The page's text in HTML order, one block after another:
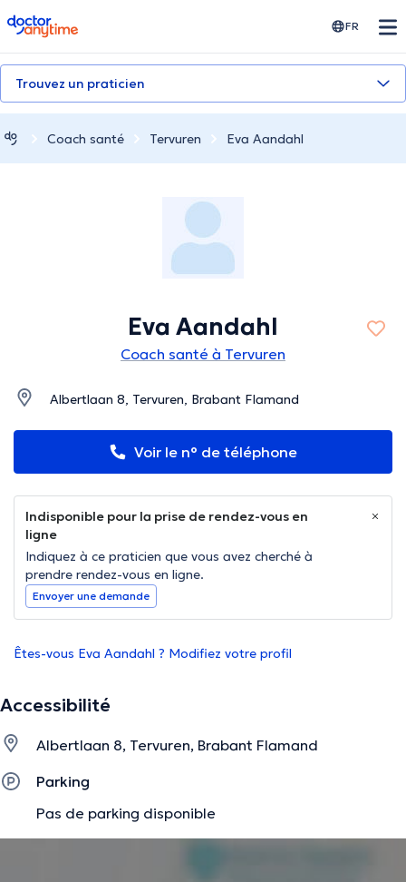
doctoranytime FR
Trouvez un praticien
Coach santé Tervuren Eva Aandahl
Eva Aandahl
Coach santé à Tervuren
Albertlaan 8, Tervuren, Brabant Flamand
Voir le n° de téléphone
Indisponible pour la prise de rendez-vous en
ligne
Indiquez à ce praticien que vous avez cherché à
prendre rendez-vous en ligne.
Envoyer une demande
Êtes-vous Eva Aandahl ? Modifiez votre profil
Accessibilité
Albertlaan 8, Tervuren, Brabant Flamand
Parking
Pas de parking disponible